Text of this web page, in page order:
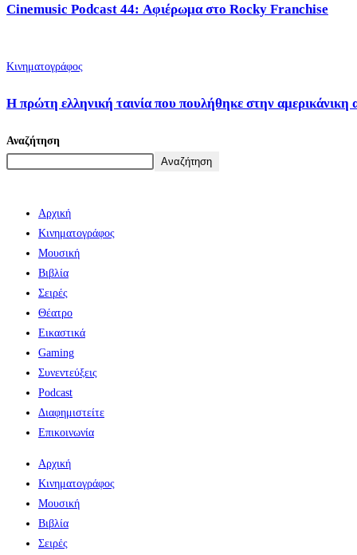
Cinemusic Podcast 44: Αφιέρωμα στο Rocky Franchise
Κινηματογράφος
Η πρώτη ελληνική ταινία που πουλήθηκε στην αμερικάνικη
Αναζήτηση
Αναζήτηση
Αρχική
Κινηματογράφος
Μουσική
Βιβλία
Σειρές
Θέατρο
Εικαστικά
Gaming
Συνεντεύξεις
Podcast
Διαφημιστείτε
Επικοινωνία
Αρχική
Κινηματογράφος
Μουσική
Βιβλία
Σειρές